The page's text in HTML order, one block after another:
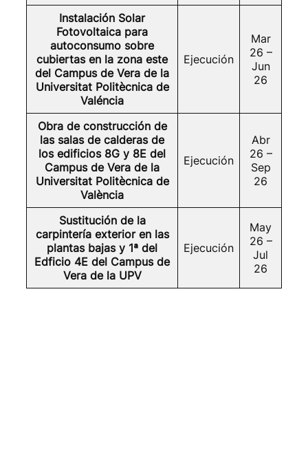
Instalación Solar
Fotovoltaica para
autoconsumo sobre
cubiertas en la zona este
del Campus de Vera de la
Universitat Politècnica de
Valéncia
Ejecución
Mar
26 –
Jun
26
Obra de construcción de
las salas de calderas de
los edificios 8G y 8E del
Campus de Vera de la
Universitat Politècnica de
València
Ejecución
Abr
26 –
Sep
26
Sustitución de la
carpintería exterior en las
plantas bajas y 1ª del
Edficio 4E del Campus de
Vera de la UPV
Ejecución
May
26 –
Jul
26